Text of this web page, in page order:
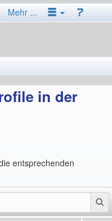
Mehr ...
in der
entsprechenden